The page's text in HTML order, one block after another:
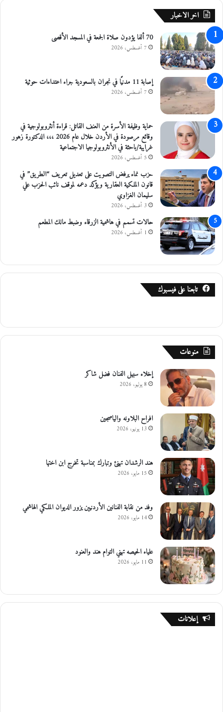
ا
ل
م
ع
ل
م
ا
ل
م
ت
م
ي
ك
ا
اخر الاخبار
70 ألفا يؤدون صلاة الجمعة في المسجد الأقصى
7 أغسطس، 2026
إصابة 11 مدنيًا في نجران بالسعودية جراء اعتداءات حوثية
7 أغسطس، 2026
حماية وظيفة الأسرة من العنف القاتل: قراءة أنثروبولوجية في
وقائع مرصودة في الأردن خلال عام 2026 ،،، الدكتورة زهور
غرايبة/باحثة في الأنثروبولوجيا الاجتماعية
5 أغسطس، 2026
حزب نماء يرفض التصويت على تعديل تعريف “الطريق” في
قانون الملكية العقارية ويؤكد دعمه لموقف نائب الحزب علي
سليمان الغزاوي
3 أغسطس، 2026
حالات تسمم في هاشمية الزرقاء وضبط مالك المطعم
1 أغسطس، 2026
تابعنا على فيسبوك
منوعات
إخلاء سبيل الفنان فضل شاكر
8 يوليو، 2026
افراح البلاونه والياصجين
13 يونيو، 2026
هند الرشدان تهنئ وتبارك بمناسبة تخرج ابن اختها
15 مايو، 2026
وفد من نقابة الفنانين الأردنيين يزور الديوان الملكي الهاشمي
14 مايو، 2026
علياء الحيصه تهني التوام هند والعنود
11 مايو، 2026
إعلانات